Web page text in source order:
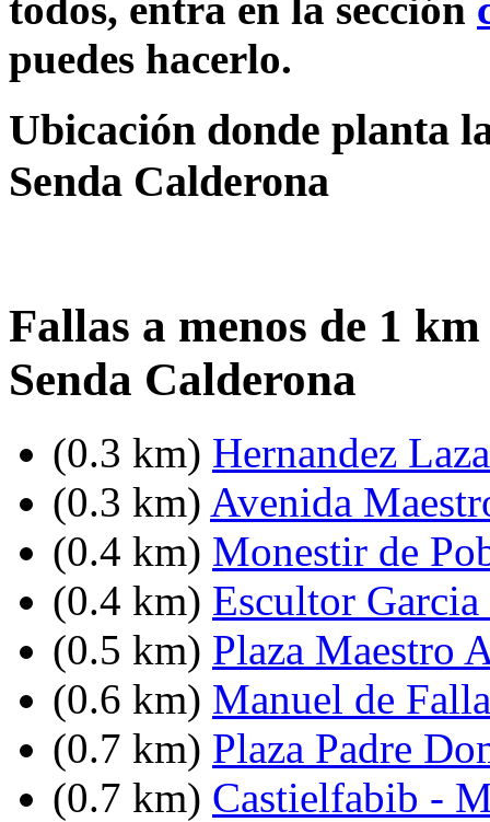
todos, entra en la sección
puedes hacerlo.
Ubicación donde planta
Senda Calderona
Fallas a menos de 1
Senda Calderona
(0.3 km) Hernandez
(0.3 km) Avenida
(0.4 km) Monestir de
(0.4 km) Escultor
(0.5 km) Plaza Maestro
(0.6 km) Manuel de
(0.7 km) Plaza Padre
(0.7 km) Castielfabib -